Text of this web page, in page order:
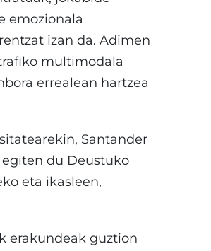
emozionala
izan da. Adimen
multimodala
errealean hartzea
Santander
du Deustuko
eta ikasleen,
erakundeak guztion